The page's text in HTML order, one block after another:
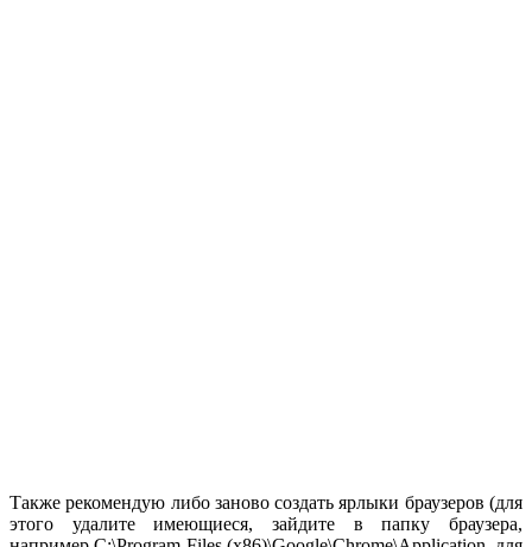
Также рекомендую либо заново создать ярлыки браузеров (для
этого удалите имеющиеся, зайдите в папку браузера,